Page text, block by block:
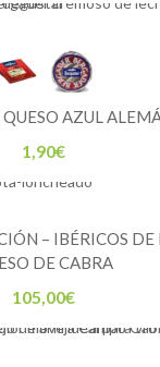
AZUL
1,90€
– IBÉRICOS DE
DE CABRA
105,00€